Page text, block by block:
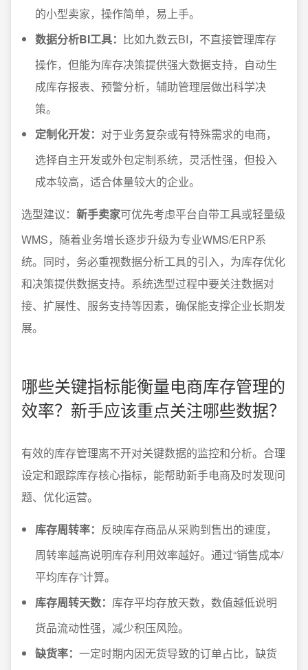
的小型卖家，操作简单，易上手。
数据分析BI工具： 比如九数云BI，不直接管理库存
操作，但能为库存决策提供强大数据支持，自动生
成库存报表、预警分析，辅助管理层做出科学决
策。
定制化开发： 对于业务复杂或有特殊需求的电商，
选择自主开发或外包定制系统，灵活性强，但投入
成本较高，适合体量较大的企业。
选型建议： 新手卖家可优先考虑平台自带工具或轻量级
WMS，随着业务增长逐步升级为专业WMS/ERP系
统。同时，务必重视数据分析工具的引入，为库存优化
和决策提供数据支持。系统选型过程中要关注数据对
接、扩展性、服务支持等因素，确保能支撑企业长期发
展。
哪些关键指标能衡量电商库存管理的
效率？新手应该重点关注哪些数据？
有效的库存管理离不开对关键数据的监控和分析。合理
设定和跟踪库存核心指标，能帮助新手电商及时发现问
题、优化运营。
库存周转率： 反映库存商品从采购到售出的速度，
周转率越高说明库存利用效率越好。通过“销售成本/
平均库存”计算。
库存周转天数： 库存平均存放天数，数值越低说明
货品流动性强，减少积压风险。
缺货率： 一定时期内因无货导致的订单占比，缺货